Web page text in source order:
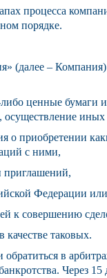
процесса
порядке.
(далее –
ценные бумаги
осуществление
о приобретении
с ними,
Федерации
к совершению
таковых.
в
Через